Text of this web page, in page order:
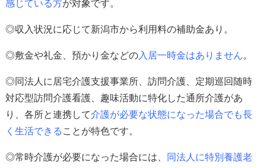
感じている方が対象です。
◎収入状況に応じて新潟市から利用料の補助金あり。
◎敷金や礼金、預かり金などの入居一時金はありません。
◎同法人に居宅介護支援事業所、訪問介護、定期巡回随時
対応型訪問介護看護、趣味活動に特化した通所介護があ
り、各所と連携して介護が必要な状態になった場合でも長
く生活できる ことが特色です。
◎常時介護が必要になった場合には、
同法人に特別養護老